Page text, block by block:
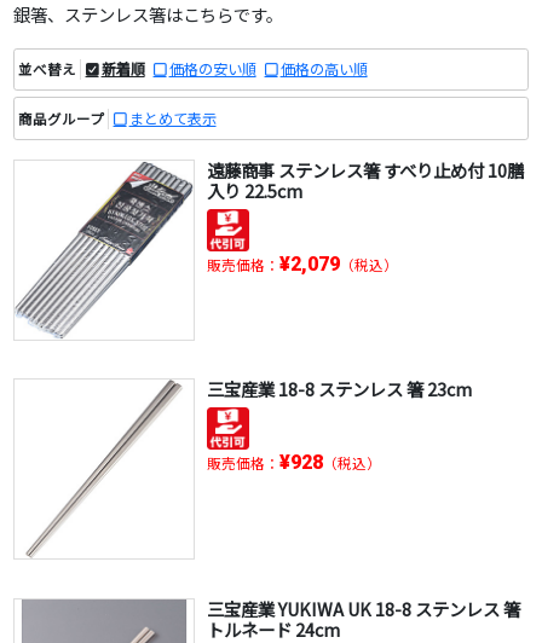
銀箸、ステンレス箸はこちらです。
並べ替え 新着順 価格の安い順 価格の高い順
商品グループ まとめて表示
遠藤商事 ステンレス箸 すべり止め付 10膳
入り 22.5cm
販売価格： ¥2,079（税込）
三宝産業 18-8 ステンレス 箸 23cm
販売価格： ¥928（税込）
三宝産業 YUKIWA UK 18-8 ステンレス 箸
トルネード 24cm